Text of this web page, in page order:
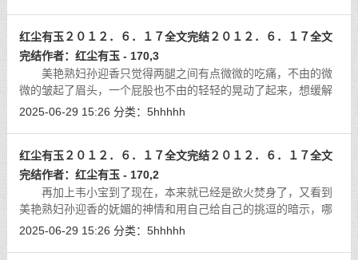
红尘有玉２０１２．６．１７全文完结２０１２．６．１７全文
完结作者：红尘有玉 - 170,3
美艳熟妇孙迎香只觉得两腿之间有点微微的吃痛，不由的微
微的皱起了眉头，一个屁股也不由的轻轻的晃动了起来，想缓解
一下两腿之间传来的那一阵阵的痛疼的感觉。可是这样一来，美
2025-06-29 15:26 分类： 5hhhhh
红尘有玉２０１２．６．１７全文完结２０１２．６．１７全文
完结作者：红尘有玉 - 170,2
再加上韦小宝到了现在，本来就已经是欲火焚身了，又看到
美艳熟妇孙迎香的妩媚的神情和用自己给自己的挑逗的暗示，哪
里还忍耐得住，不由的移动着身体，将美艳熟妇孙迎香的香软的
2025-06-29 15:26 分类： 5hhhhh